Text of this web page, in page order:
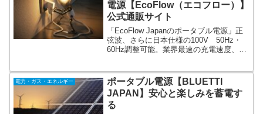
活。今、「いつか」の為の安心を備えよ
う。
電源【EcoFlow（エコフロー）】
公式通販サイト
「EcoFlow Japanのポータブル電源」正
弦波、さらに日本仕様の100V 50Hz・
60Hz調整可能。業界最速の充電速度、さ
パクトで容量カスタマイズ可能。安全認
証済み + 二年間製品保証。
電力・ガス・エネルギー
ポータブル電源【BLUETTI
JAPAN】安心と楽しみを蓄電す
る